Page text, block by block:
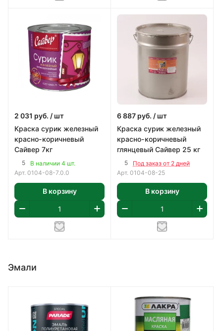
2 031 руб. / шт
Краска сурик железный
красно-коричневый
Сайвер 7кг
5
В наличии 4 шт.
Арт. 0104-08-7.0.0
В корзину
6 887 руб. / шт
Краска сурик железный
красно-коричневый
глянцевый Сайвер 25 кг
5
Под заказ от 2 дней
Арт. 0104-08-25
В корзину
Эмали